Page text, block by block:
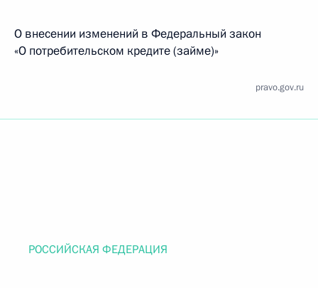
О внесении изменений в Федеральный закон
«О потребительском кредите (займе)»
pravo.gov.ru
РОССИЙСКАЯ ФЕДЕРАЦИЯ